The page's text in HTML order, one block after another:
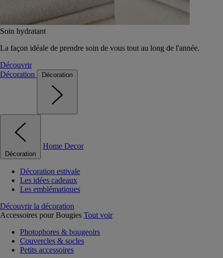
Soin hydratant
La façon idéale de prendre soin de vous tout au long de l'année.
Découvrir
Décoration
Décoration
Décoration
Home Decor
Décoration estivale
Les idées cadeaux
Les emblématiques
Découvrir la décoration
Accessoires pour Bougies Tout voir
Photophores & bougeoirs
Couvercles & socles
Petits accessoires